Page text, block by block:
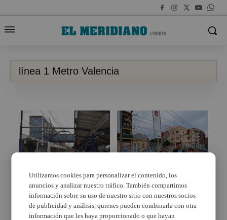
línea 1 Metro Valencia
Línea 1 de
Metrovalencia entre
Empalme y Bétera,
cortada del 8 al 31 de
El Ayuntamiento de
Burjassot solicita a la
Generalitat la supresión
de las vías del Metro en
la calle Valencia
Utilizamos cookies para personalizar el contenido, los
anuncios y analizar nuestro tráfico. También compartimos
información sobre su uso de nuestro sitio con nuestros socios
de publicidad y análisis, quienes pueden combinarla con otra
información que les haya proporcionado o que hayan